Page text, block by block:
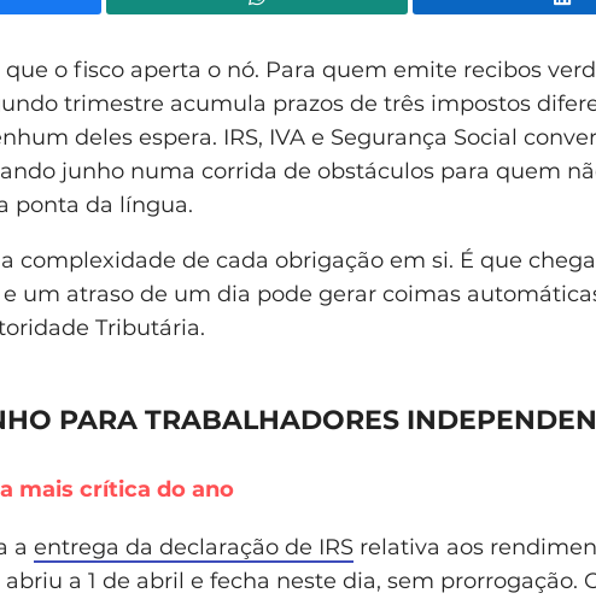
o fisco aperta o nó. Para quem emite recibos
trimestre acumula prazos de três impostos
deles espera. IRS, IVA e Segurança Social
junho numa corrida de obstáculos para quem
ponta da língua.
complexidade de cada obrigação em si. É que
um atraso de um dia pode gerar coimas
Tributária.
PARA TRABALHADORES
mais crítica do ano
a entrega da declaração de IRS relativa aos
a 1 de abril e fecha neste dia, sem prorrogação.